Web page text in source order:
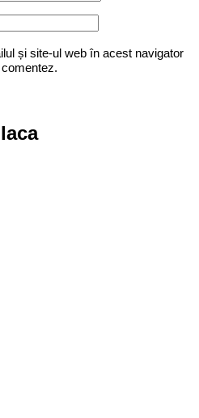
și site-ul web în acest navigator